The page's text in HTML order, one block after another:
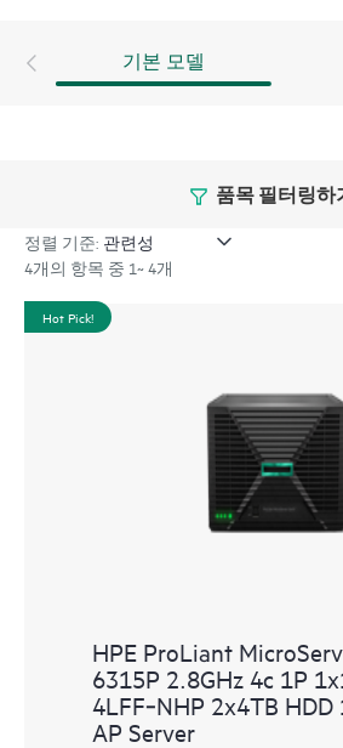
기본 모델
품목 필터링하
정렬 기준:
4개의 항목 중 1~ 4개
Hot Pick!
HPE ProLiant
6315P 2.8GHz 4c 1P
4LFF‑NHP 2x4TB HDD
AP Server